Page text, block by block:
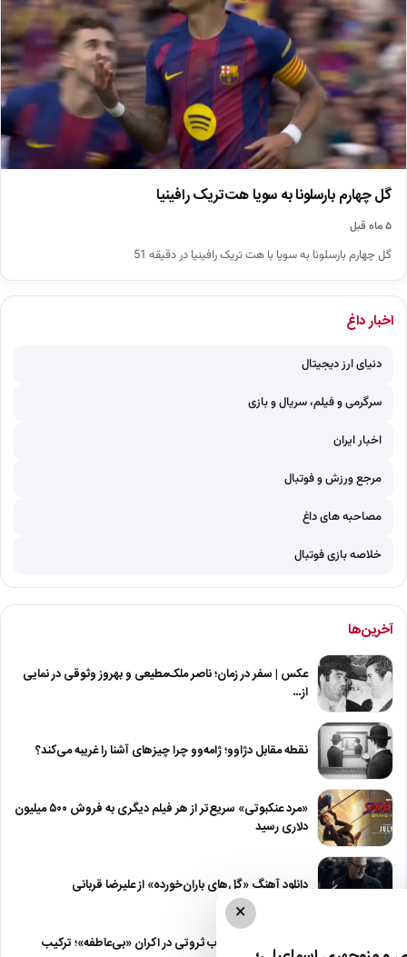
گل چهارم بارسلونا به سویا هت‌تریک رافینیا
۵ ماه قبل
گل چهارم بارسلونا به سویا با هت تریک رافینیا در دقیقه 51
اخبار داغ
دنیای ارز دیجیتال
سرگرمی و فیلم، سریال و بازی
اخبار ایران
مرجع ورزش و فوتبال
مصاحبه های داغ
خلاصه بازی فوتبال
آخرین‌ها
عکس | سفر در زمان؛ ناصر ملک‌مطیعی و بهروز وثوقی در نمایی
از…
نقطه مقابل دژاوو؛ ژامه‌وو چرا چیزهای آشنا را غریبه می‌کند؟
«مرد عنکبوتی» سریع‌تر از هر فیلم دیگری به فروش ۵۰۰ میلیون
دلاری رسید
دانلود آهنگ «گل‌های باران‌خورده» از علیرضا قربانی
استایل متفاوت مهتاب ثروتی در اکران «بی‌عاطفه»؛ ترکیب
×